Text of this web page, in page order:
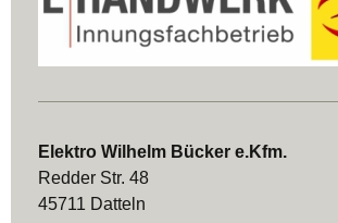
Elektro Wilhelm Bücker e.Kfm.
Redder Str. 48
45711 Datteln